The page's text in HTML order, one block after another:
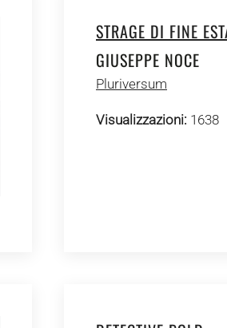
STRAGE DI FINE
GIUSEPPE NOCE
Pluriversum
Visualizzazioni: 1638